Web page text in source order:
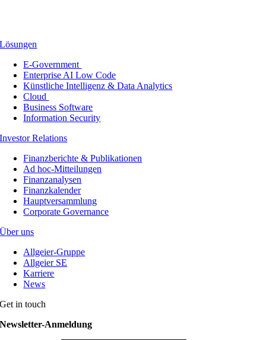
Lösungen
E-Government
Enterprise AI Low Code
Künstliche Intelligenz & Data Analytics
Cloud
Business Software
Information Security
Investor Relations
Finanzberichte & Publikationen
Ad hoc-Mitteilungen
Finanzanalysen
Finanzkalender
Hauptversammlung
Corporate Governance
Über uns
Allgeier-Gruppe
Allgeier SE
Karriere
News
Get in touch
Newsletter-Anmeldung